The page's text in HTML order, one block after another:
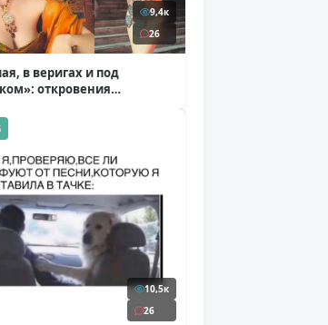
9,4к
26
в веригах и под
откровения
)
10,5к
26